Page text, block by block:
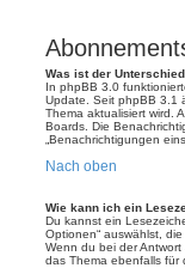
Was ist der
In phpBB 3.0
Update. Seit phpBB 3.1
Thema aktualisiert wird.
Boards. Die
„Benachrichtigungen
Nach oben
Wie kann ich ein
Du kannst ein
Optionen“ auswählst,
Wenn du bei der
das Thema ebenfalls für